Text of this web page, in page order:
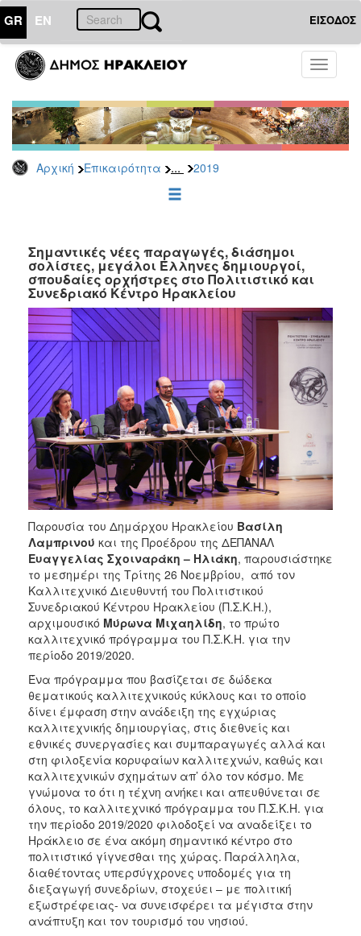
GR EN ΕΙΣΟΔΟΣ
Toggle
Αρχική Επικαιρότητα ... 2019
ΕΠΙΚΑΙΡΟΤΗΤΑ
Τύπου
Αρχείο
2026
2025
2022
2021
2020
2019
2018
2017
2016
2015
2013
2012
2011
2006
ΔΗΜΟΤΗΣ
ΕΠΙΣΚΕΠΤΗΣ
ΗΡΑΚΛΕΙΟ
Σημαντικές νέες παραγωγές, διάσημοι
σολίστες, μεγάλοι Έλληνες δημιουργοί,
σπουδαίες ορχήστρες στο Πολιτιστικό και
Συνεδριακό Κέντρο Ηρακλείου
Παρουσία του Δημάρχου Ηρακλείου Βασίλη
Λαμπρινού και της Προέδρου της ΔΕΠΑΝΑΛ
Ευαγγελίας Σχοιναράκη – Ηλιάκη, παρουσιάστηκε
το μεσημέρι της Τρίτης 26 Νοεμβρίου, από τον
Καλλιτεχνικό Διευθυντή του Πολιτιστικού
Συνεδριακού Κέντρου Ηρακλείου (Π.Σ.Κ.Η.),
αρχιμουσικό Μύρωνα Μιχαηλίδη, το πρώτο
καλλιτεχνικό πρόγραμμα του Π.Σ.Κ.Η. για την
περίοδο 2019/2020.
Ένα πρόγραμμα που βασίζεται σε δώδεκα
θεματικούς καλλιτεχνικούς κύκλους και το οποίο
δίνει έμφαση στην ανάδειξη της εγχώριας
καλλιτεχνικής δημιουργίας, στις διεθνείς και
εθνικές συνεργασίες και συμπαραγωγές αλλά και
στη φιλοξενία κορυφαίων καλλιτεχνών, καθώς και
καλλιτεχνικών σχημάτων απ’ όλο τον κόσμο. Με
γνώμονα το ότι η τέχνη ανήκει και απευθύνεται σε
όλους, το καλλιτεχνικό πρόγραμμα του Π.Σ.Κ.Η. για
την περίοδο 2019/2020 φιλοδοξεί να αναδείξει το
Ηράκλειο σε ένα ακόμη σημαντικό κέντρο στο
πολιτιστικό γίγνεσθαι της χώρας. Παράλληλα,
διαθέτοντας υπερσύγχρονες υποδομές για τη
διεξαγωγή συνεδρίων, στοχεύει – με πολιτική
εξωστρέφειας- να συνεισφέρει τα μέγιστα στην
ανάπτυξη και τον τουρισμό του νησιού.